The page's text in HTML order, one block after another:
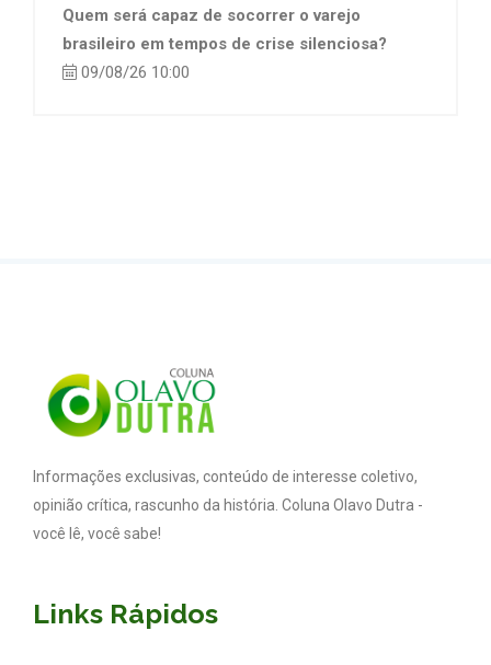
Quem será capaz de socorrer o varejo
brasileiro em tempos de crise silenciosa?
09/08/26 10:00
Informações exclusivas, conteúdo de interesse coletivo,
opinião crítica, rascunho da história. Coluna Olavo Dutra -
você lê, você sabe!
Links Rápidos